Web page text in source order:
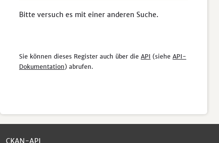
Bitte versuch es mit einer anderen Suche.
Sie können dieses Register auch über die API (siehe API-
Dokumentation) abrufen.
CKAN-API